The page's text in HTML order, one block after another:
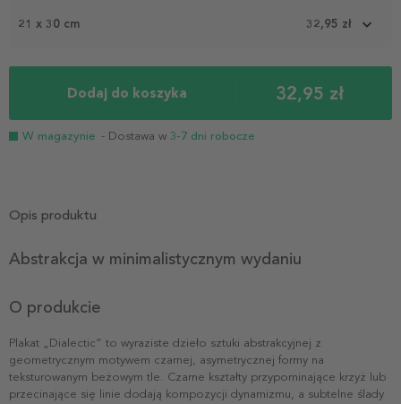
21 x 30 cm 32,95 zł
Dodaj do koszyka 32,95 zł
W magazynie - Dostawa w 3-7 dni robocze
Opis produktu
Abstrakcja w minimalistycznym wydaniu
O produkcie
Plakat „Dialectic” to wyraziste dzieło sztuki abstrakcyjnej z
geometrycznym motywem czarnej, asymetrycznej formy na
teksturowanym beżowym tle. Czarne kształty przypominające krzyż lub
przecinające się linie dodają kompozycji dynamizmu, a subtelne ślady